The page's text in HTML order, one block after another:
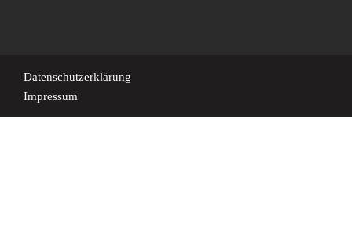
Datenschutzerklärung
Impressum